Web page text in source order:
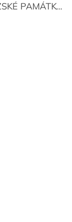
VYSTŘIHOVÁNKY - PRAŽSKÉ PAMÁTKY